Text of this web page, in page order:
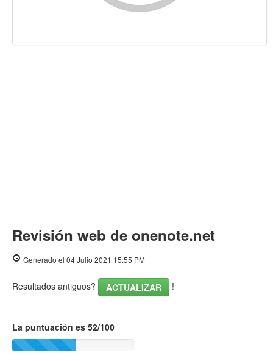
Revisión web de onenote.net
Generado el 04 Julio 2021 15:55 PM
Resultados antiguos? ACTUALIZAR !
La puntuación es 52/100